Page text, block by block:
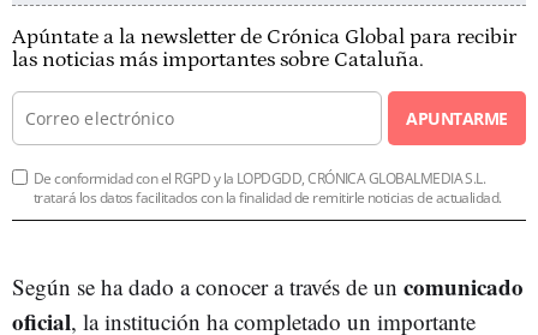
Apúntate a la newsletter de Crónica Global para recibir
las noticias más importantes sobre Cataluña.
APUNTARME
De conformidad con el RGPD y la LOPDGDD, CRÓNICA GLOBALMEDIA S.L.
tratará los datos facilitados con la finalidad de remitirle noticias de actualidad.
Según se ha dado a conocer a través de un comunicado
oficial, la institución ha completado un importante